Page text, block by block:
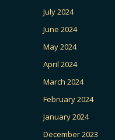
July 2024
June 2024
May 2024
April 2024
March 2024
February 2024
January 2024
December 2023